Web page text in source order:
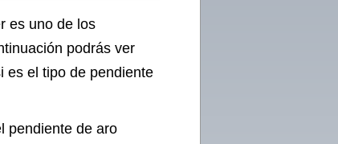
es uno de los
podrás ver
es el tipo de pendiente
pendiente de aro